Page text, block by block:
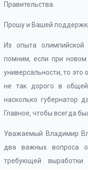
Правительства.
Прошу и Вашей
Из опыта
помним, если при новом
универсальности, то
не так дорого в
насколько губернатор
Главное, чтобы всегда
Уважаемый Владимир
два важных вопроса
требующей